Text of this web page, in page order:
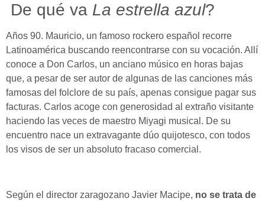
De qué va La estrella azul?
Años 90. Mauricio, un famoso rockero español recorre
Latinoamérica buscando reencontrarse con su vocación. Allí
conoce a Don Carlos, un anciano músico en horas bajas
que, a pesar de ser autor de algunas de las canciones más
famosas del folclore de su país, apenas consigue pagar sus
facturas. Carlos acoge con generosidad al extraño visitante
haciendo las veces de maestro Miyagi musical. De su
encuentro nace un extravagante dúo quijotesco, con todos
los visos de ser un absoluto fracaso comercial.
Según el director zaragozano Javier Macipe, no se trata de